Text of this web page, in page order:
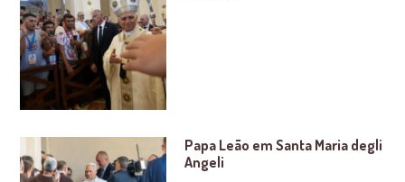
Papa Leão em Santa Maria degli
Angeli